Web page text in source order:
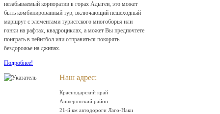
незабываемый корпоратив в горах Адыгеи, это может
быть комбинированный тур, включающий пешеходный
маршрут с элементами туристского многоборья или
гонки на рафтах, квадроциклах, а может Вы предпочтете
поиграть в пейнтбол или отправиться покорять
бездорожье на джипах.
Подробнее!
Наш адрес:
Краснодарский край
Апшеронский район
21-й км автодороги Лаго-Наки